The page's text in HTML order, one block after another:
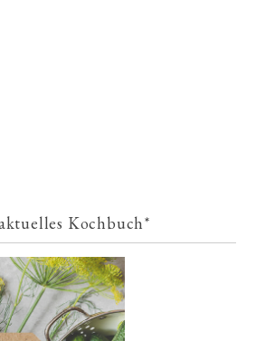
Kochbuch*